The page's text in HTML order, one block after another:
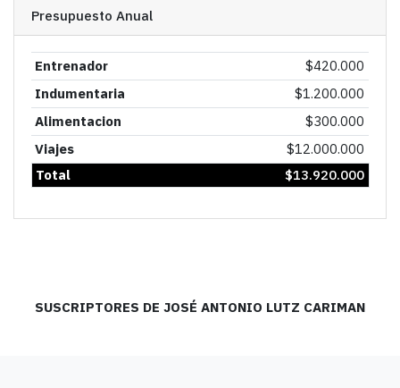
Presupuesto Anual
Entrenador $420.000
Indumentaria
$1.200.000
Alimentacion
$300.000
Viajes
$12.000.000
Total
$13.920.000
SUSCRIPTORES DE JOSÉ ANTONIO LUTZ CARIMAN